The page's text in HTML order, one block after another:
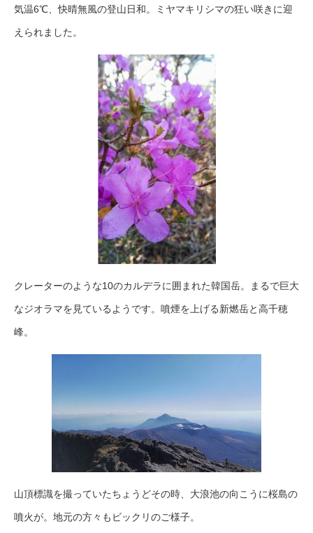
気温6℃、快晴無風の登山日和。ミヤマキリシマの狂い咲きに迎
えられました。
クレーターのような10のカルデラに囲まれた韓国岳。まるで巨大
なジオラマを見ているようです。噴煙を上げる新燃岳と高千穂
峰。
山頂標識を撮っていたちょうどその時、大浪池の向こうに桜島の
噴火が。地元の方々もビックリのご様子。